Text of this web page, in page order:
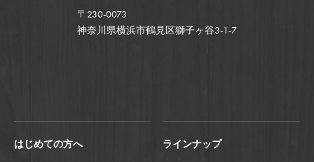
〒230-0073
神奈川県横浜市鶴見区獅子ヶ谷3-1-7
はじめての方へ ラインナップ